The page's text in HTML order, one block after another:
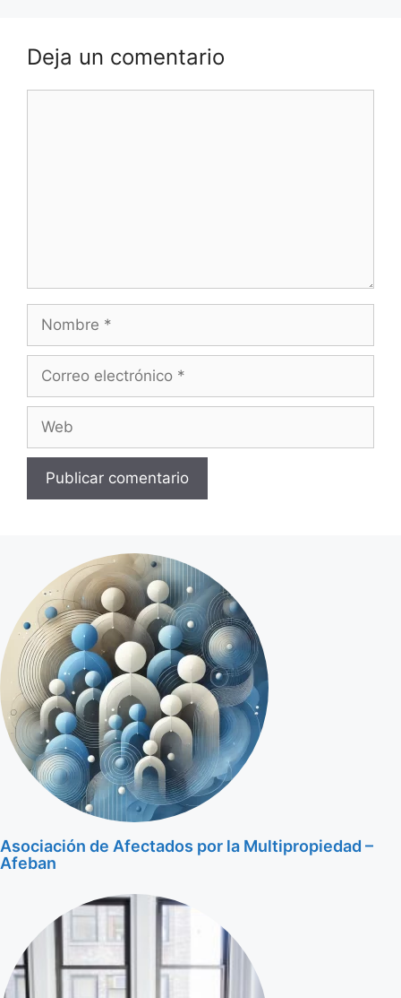
Deja un comentario
Nombre
Correo
Web
Asociación de Afectados por la Multipropiedad –
Afeban